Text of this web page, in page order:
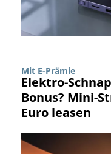
Mit E-Prämie
Elektro-
Bonus? Mini-
Euro leasen